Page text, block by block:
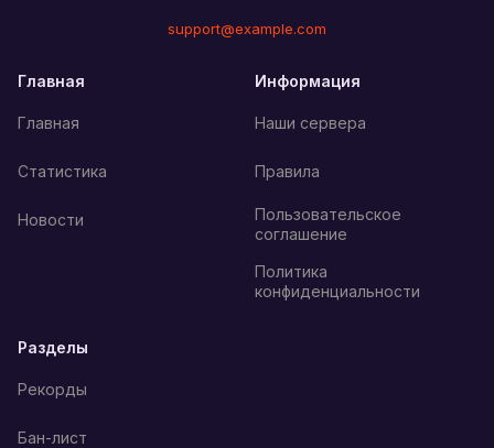
support@example.com
Главная
Главная
Статистика
Новости
Информация
Наши сервера
Правила
Пользовательское
соглашение
Политика
конфиденциальности
Разделы
Рекорды
Бан-лист